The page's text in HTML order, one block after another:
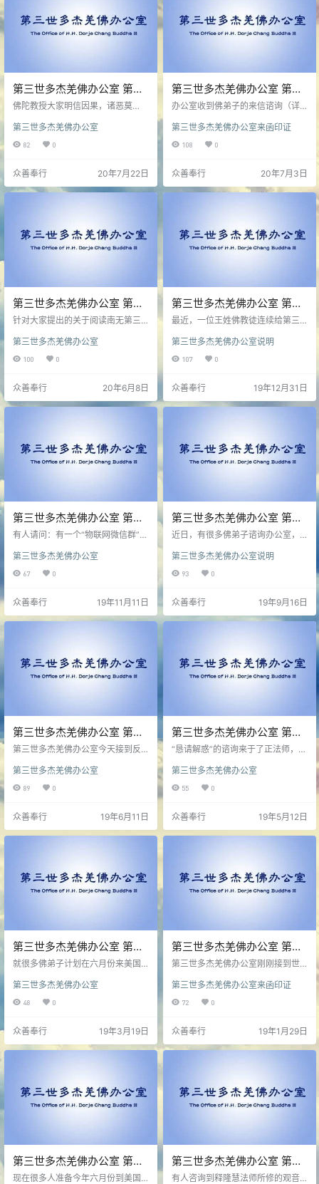
第三世多杰羌佛办公室 第五
十七号公告（07/21/2020）
佛陀教授大家明信因果，诸恶莫
终极依怙，所以，释迦牟尼佛和十
方诸佛是所有佛教徒的唯一师父，
第三世多杰羌佛办公室
82 0
众善奉行 20年7月22日
第三世多杰羌佛办公室 第十
五号来函印证 (07/02/2020)
办公室收到佛弟子的来信谘询（详
事体大，办公室特回覆如下：
第三世多杰羌佛办公室来函印证
108 0
众善奉行 20年7月3日
第三世多杰羌佛办公室 第五
十六号公告（06/07/2020）
针对大家提出的关于阅读南无第三
多杰羌佛的法音的问题，办公室现
公告如下：
第三世多杰羌佛办公室
100 0
众善奉行 20年6月8日
第三世多杰羌佛办公室 第十
九号说明 (12/30/2019)
最近，一位王姓佛教徒连续给第三
些意见。鉴于这位佛教徒的想法具
有一定的普遍性，同时他本人在其
公室这次就不公开他的来信
第三世多杰羌佛办公室说明
107 0
众善奉行 19年12月31日
第三世多杰羌佛办公室 第五
十五号公告（11/10/2019）
有人请问：有一个“物联网微信群”，
此他们谘询佛教徒是否可以参加这
个获得利益的业务？
第三世多杰羌佛办公室
67 0
众善奉行 19年11月11日
第三世多杰羌佛办公室 第十
八号说明 (09/15/2019)
近日，有很多佛弟子谘询办公室，
发文是真是假，为了佛教徒们得到
正确的信息，办公室了解了实际的
第三世多杰羌佛办公室说明
93 0
众善奉行 19年9月16日
第三世多杰羌佛办公室 第五
十四号公告（06/10/2019）
第三世多杰羌佛办公室今天接到反
难逢(非艺宝官方) [发]特大优惠省钱
不花钱，大好机会人人参与不可错
第三世多杰羌佛办公室
89 0
众善奉行 19年6月11日
第三世多杰羌佛办公室 第五
十三号公告（05/11/2019）
“恳请解惑”的谘询来于了正法师，现
小，但实际上是不惜诬蔑南无羌佛
而达到藉机欺瞒，因此必须公告醒
第三世多杰羌佛办公室
55 0
众善奉行 19年5月12日
第三世多杰羌佛办公室 第五
十二号公告（03/18/2019）
就很多佛弟子计划在六月份来美国
事，第三世多杰羌佛办公室特别发
此公告。
第三世多杰羌佛办公室
48 0
众善奉行 19年3月19日
第三世多杰羌佛办公室 第十
四号来函印证 (01/28/2019)
第三世多杰羌佛办公室刚刚接到世
立 “护持如来正法基金会” 的倡议
书，问我们是否知道此情况。
第三世多杰羌佛办公室来函印证
72 0
众善奉行 19年1月29日
第三世多杰羌佛办公室 第五
十一号公告（03/30/2017）
现在很多人准备今年六月份到美国
第三世多杰羌佛办公室 第五
十号公告（09/13/2016）
有人咨询到释隆慧法师所修的观音